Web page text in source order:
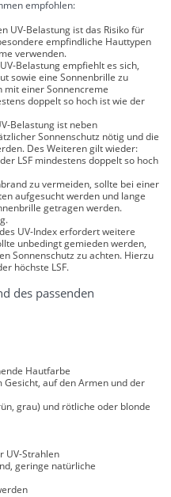
empfohlen:
UV-Belastung ist das Risiko für
empfindliche Hauttypen
verwenden.
Belastung empfiehlt es sich,
sowie eine Sonnenbrille zu
mit einer Sonnencreme
doppelt so hoch ist wie der
Belastung ist neben
Sonnenschutz nötig und die
Des Weiteren gilt wieder:
LSF mindestens doppelt so hoch
zu vermeiden, sollte bei einer
aufgesucht werden und lange
getragen werden.
UV-Index erfordert weitere
unbedingt gemieden werden,
Sonnenschutz zu achten. Hierzu
höchste LSF.
des passenden
Hautfarbe
auf den Armen und der
grau) und rötliche oder blonde
UV-Strahlen
geringe natürliche